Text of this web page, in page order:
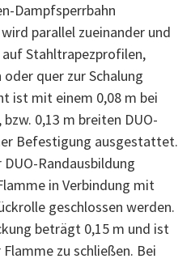
Dampfsperrbahn
parallel zueinander und
Stahltrapezprofilen,
quer zur Schalung
ist mit einem 0,08 m bei
0,13 m breiten DUO-
Befestigung ausgestattet.
Randausbildung
in Verbindung mit
geschlossen werden.
beträgt 0,15 m und ist
zu schließen. Bei